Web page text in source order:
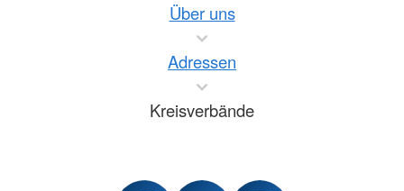
Über uns
Adressen
Kreisverbände